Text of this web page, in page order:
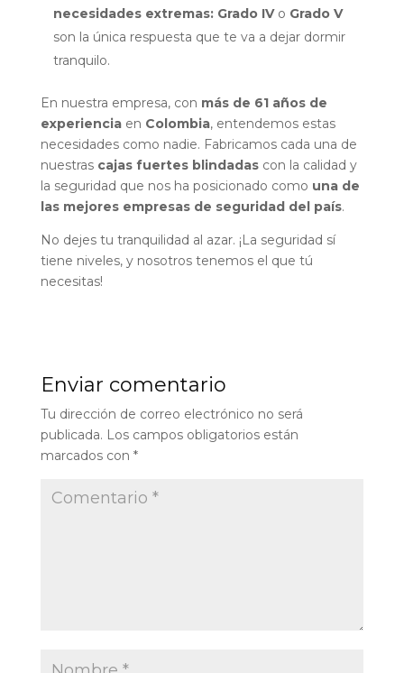
necesidades extremas: Grado IVo Grado V
son la única respuesta que te va a dejar dormir
tranquilo.
En nuestra empresa, con más de 61 años de
experienciaen Colombia, entendemos estas
necesidades como nadie. Fabricamos cada una de
nuestras cajas fuertes blindadascon la calidad y
la seguridad que nos ha posicionado como una de
las mejores empresas de seguridad del país.
No dejes tu tranquilidad al azar. ¡La seguridad sí
tiene niveles, y nosotros tenemos el que tú
necesitas!
Enviar comentario
Tu dirección de correo electrónico no será
publicada. Los campos obligatorios están
marcados con *